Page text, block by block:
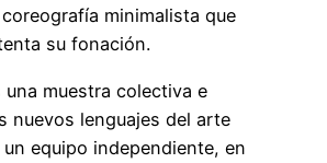
minimalista que
su fonación.
una muestra colectiva e
nuevos lenguajes del arte
equipo independiente, en